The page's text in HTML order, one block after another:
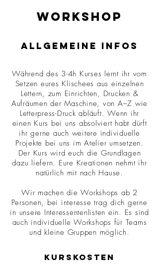
Workshop
Allgemeine Infos
Während des 3-4h Kurses lernt ihr vom
Setzen eures Klischees aus einzelnen
Lettern, zum Einrichten, Drucken &
Aufräumen der Maschine, von A–Z wie
Letterpress-Druck abläuft. Wenn ihr
einen Kurs bei uns absolviert habt dürft
ihr gerne auch weitere individuelle
Projekte bei uns im Atelier umsetzen.
Der Kurs wird euch die Grundlagen
dazu liefern. Eure Kreationen nehmt ihr
natürlich mit nach Hause.
Wir machen die Workshops ab 2
Personen, bei interesse trag dich gerne
in unsere Interessentenlisten ein. Es sind
auch individuelle Workshops für Teams
und kleine Gruppen möglich.
Kurskosten